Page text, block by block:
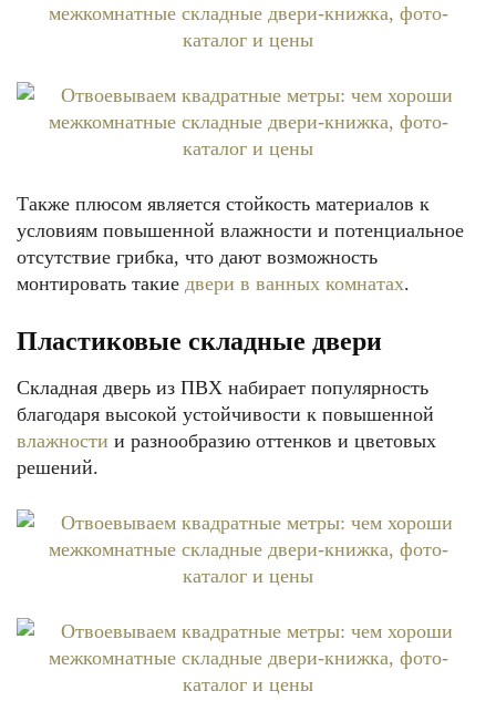
Также плюсом является стойкость материалов к
условиям повышенной влажности и потенциальное
отсутствие грибка, что дают возможность
монтировать такие двери в ванных комнатах.
Пластиковые складные двери
Складная дверь из ПВХ набирает популярность
благодаря высокой устойчивости к повышенной
влажности и разнообразию оттенков и цветовых
решений.